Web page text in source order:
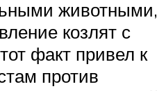
животными,
козлят с
факт привел к
против